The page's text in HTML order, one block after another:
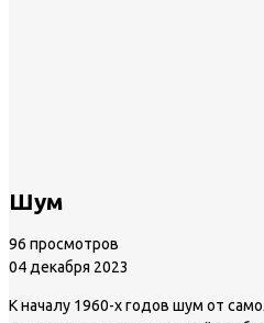
Шум
96 просмотров
04 декабря 2023
К началу 1960-х годов шум от